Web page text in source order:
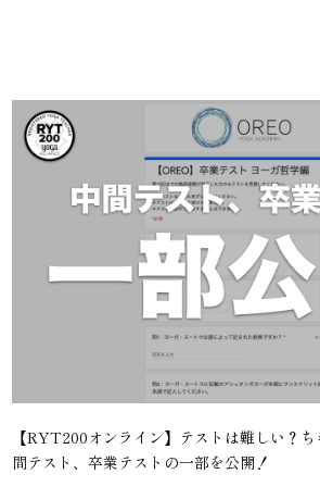
【RYT200オンライン】テストは難しい？
間テスト、卒業テストの一部を公開！